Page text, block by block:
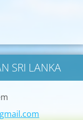
SRI LANKA